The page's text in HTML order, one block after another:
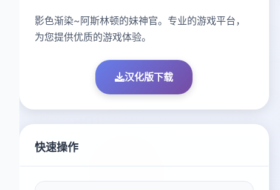
影色渐染~阿斯林顿的妹神官。专业的游戏平台，
为您提供优质的游戏体验。
汉化版下载
快速操作